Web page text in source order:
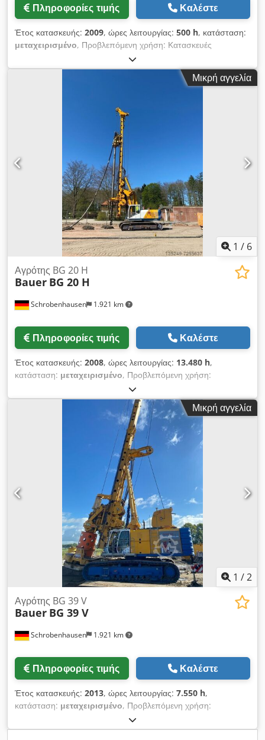
Πληροφορίες τιμής Καλέστε
Έτος κατασκευής: 2009, ώρες λειτουργίας: 500 h, κατάσταση:
μεταχειρισμένο, Προβλεπόμενη χρήση: Κατασκευές
Επικοινωνήστε με τον Mohamad Fattah Ahmad για
περισσότερες πληροφορίες. Υπερκατασκευή: Sennebogen BS
80 R Σασμάν: BAUER UW 95 R Κινητήρας: CAT C 18 με 570
Kelly KDK 235 S / τρυπάνι διπλής κεφαλής DKS 100/ 200 -02 /
δονητής MR 125 V Dedoh Tyyhepfx Aqgeck Αυτό το
μηχάνημα έχει ΜΟΝΟ 500 ώρες λειτουργίας και είναι σε ΝΕΑ
Μικρή αγγελία
1 / 6
Schrobenhausen 1.921 km
Αγρότης BG 20 H
Bauer BG 20 H
Πληροφορίες τιμής Καλέστε
Έτος κατασκευής: 2008, ώρες λειτουργίας: 13.480 h,
κατάσταση: μεταχειρισμένο, Προβλεπόμενη χρήση:
Κατασκευές Μάρκα κινητήρα: CAT Επικοινωνήστε με τον
Mohamad Fattah Ahmad για περισσότερες πληροφορίες.
Έτος κατασκευής 2008 Υπερκατασκευή Bauer BT 60 Υποδομή
Bauer UW 60 Κινητήρας CAT/ 205 kW Bauer KDK 203 SL
Bauer Kelly BK 20 / 368 / 3 / 24 Πρόσθετος εξοπλισμός :
κλιματισμός, συμπιεστής, κεντρική λίπανση Dcodpfx Aqeh
Tyyzsgok Το μηχάνημα είναι σε καλή κατάσταση και έτοιμο για
Μικρή αγγελία
1 /2
Schrobenhausen 1.921 km
Αγρότης BG 39 V
Bauer BG 39 V
Πληροφορίες τιμής Καλέστε
Έτος κατασκευής: 2013, ώρες λειτουργίας: 7.550 h,
κατάσταση: μεταχειρισμένο, Προβλεπόμενη χρήση:
Κατασκευές Επικοινωνήστε με τον Mohamad Fattah Ahmad
για περισσότερες πληροφορίες. Υπερκατασκευή Sennebogen